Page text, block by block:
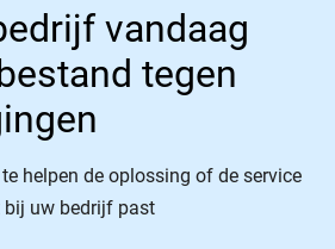
vandaag
tegen
helpen de oplossing of de service
bij uw bedrijf past